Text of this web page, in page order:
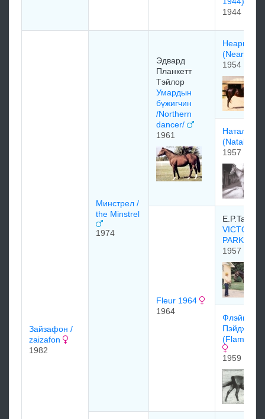
1944
Зайзафон /
zaizafon
1982
Минстрел /
the Minstrel
1974
Эдваpд
Планкетт
Тэйлop
Умардын
бүжигчин
/Northern
dancer/
1961
Неарктик
(Nearctic)
1954
Наталма
(Natalma)
1957
Fleur 1964
1964
E.P.Taylor
VICTORIA
PARK
1957
Флэйминг
Пэйдж
(Flaming
1959